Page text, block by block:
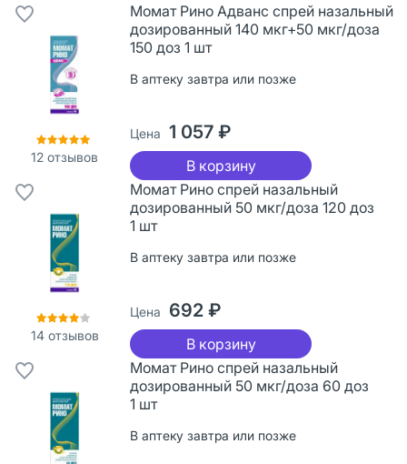
12 отзывов
Момат Рино Адванс спрей назальный
дозированный 140 мкг+50 мкг/доза
150 доз 1 шт
В аптеку завтра или позже
Цена 1 057 ₽
В корзину
14отзывов
Момат Рино спрей назальный
дозированный 50 мкг/доза 120 доз
1 шт
В аптеку завтра или позже
Цена 692 ₽
В корзину
Момат Рино спрей назальный
дозированный 50 мкг/доза 60 доз
1 шт
В аптеку завтра или позже